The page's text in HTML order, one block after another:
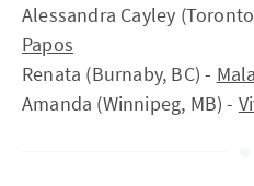
Alessandra Cayley
Papos
Renata (Burnaby, BC) -
Amanda (Winnipeg, MB) -